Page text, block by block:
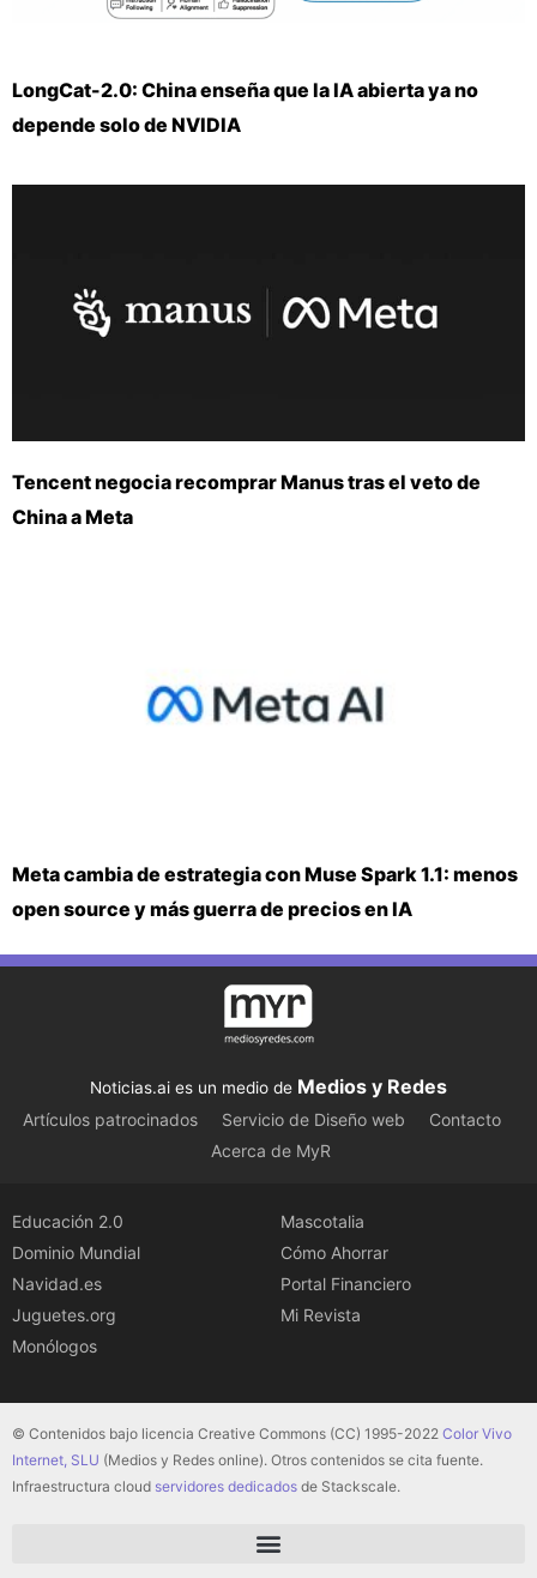
LongCat-2.0: China enseña que la IA abierta ya no
depende solo de NVIDIA
Tencent negocia recomprar Manus tras el veto de
China a Meta
Meta cambia de estrategia con Muse Spark 1.1: menos
open source y más guerra de precios en IA
Noticias.ai es un medio de Medios y Redes
Artículos patrocinados Servicio de Diseño web
Contacto
Acerca de MyR
Educación 2.0
Dominio Mundial
Navidad.es
Juguetes.org
Monólogos
Mascotalia
Cómo Ahorrar
Portal Financiero
Mi Revista
© Contenidos bajo licencia Creative Commons (CC) 1995-2022 Color Vivo
Internet, SLU (Medios y Redes online). Otros contenidos se cita fuente.
Infraestructura cloud servidores dedicados de Stackscale.